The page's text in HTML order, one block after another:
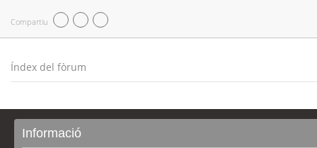
Compartiu
Índex del fòrum
Informació